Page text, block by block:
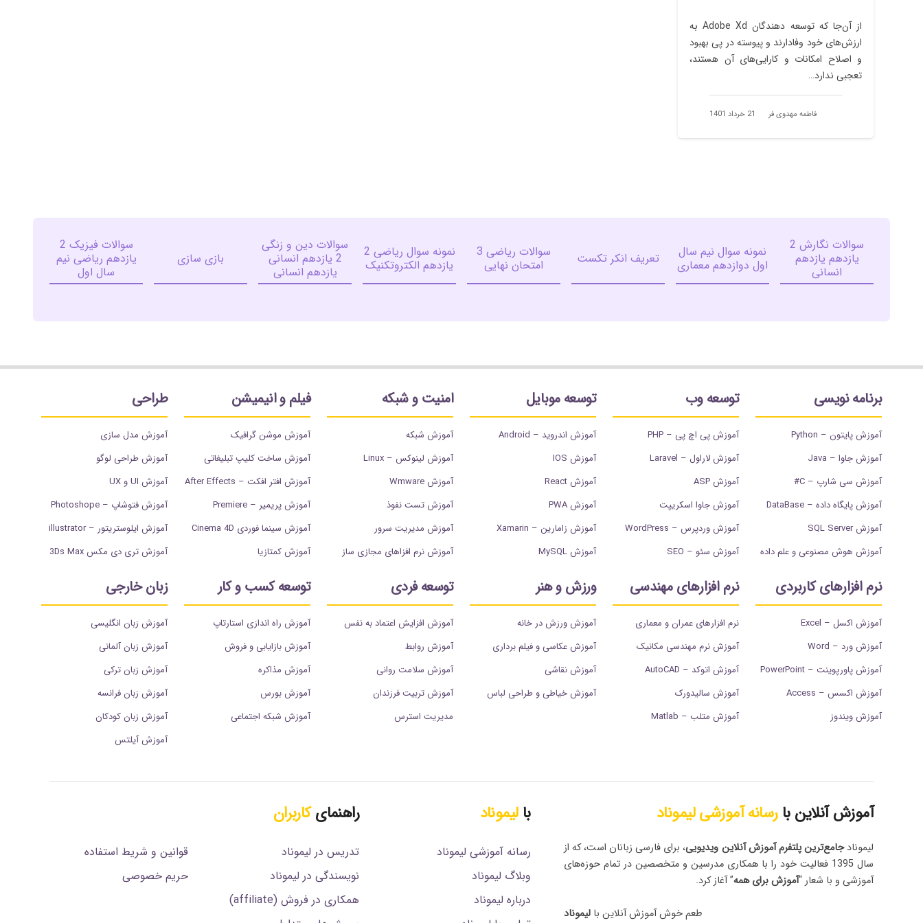
از آن‌جا که توسعه دهندگان Adobe Xd به
ارزش‌های خود وفادارند و پیوسته در پی بهبود
و اصلاح امکانات و کارایی‌های آن هستند،
تعجبی ندارد…
فاطمه مهدوی فر 21 خرداد 1401
سوالات نگارش 2
یازدهم یازدهم
انسانی
نمونه سوال نیم سال
اول دوازدهم معمارى
تعریف انکر تکست
سوالات ریاضی 3
امتحان نهایی
نمونه سوال ریاضی 2
یازدهم الکتروتکنیک
سوالات دین و زنگی
2 یازدهم انسانى
یازدهم انسانی
بازی سازی
سوالات فیزیک 2
یازدهم ریاضی نیم
سال اول
برنامه نویسی
آموزش پایتون – Python
آموزش جاوا – Java
آموزش سی شارپ – C#
آموزش پایگاه داده – DataBase
آموزش SQL Server
آموزش هوش مصنوعی و علم داده
توسعه وب
آموزش پی اچ پی – PHP
آموزش لاراول – Laravel
آموزش ASP
آموزش جاوا اسکریپت
آموزش وردپرس – WordPress
آموزش سئو – SEO
توسعه موبایل
آموزش اندروید – Android
آموزش IOS
آموزش React
آموزش PWA
آموزش زامارین – Xamarin
آموزش MySQL
امنیت و شبکه
آموزش شبکه
آموزش لینوکس – Linux
آموزش Wmware
آموزش تست نفوذ
آموزش مدیریت سرور
آموزش نرم افزاهای مجازی ساز
فیلم و انیمیشن
آموزش موشن گرافیک
آموزش ساخت کلیپ تبلیغاتی
آموزش افتر افکت – After Effects
آموزش پریمیر – Premiere
آموزش سینما فوردی Cinema 4D
آموزش کمتازیا
طراحی
آموزش مدل سازی
آموزش طراحی لوگو
آموزش UI و UX
آموزش فتوشاپ – Photoshope
آموزش ایلوستریتور – illustrator
آموزش تری دی مکس 3Ds Max
نرم افزارهای کاربردی
آموزش اکسل – Excel
آموزش ورد – Word
آموزش پاورپوینت – PowerPoint
آموزش اکسس – Access
آموزش ویندوز
نرم افزارهای مهندسی
نرم افزارهای عمران و معماری
آموزش نرم مهندسی مکانیک
آموزش اتوکد – AutoCAD
آموزش سالیدورک
آموزش متلب – Matlab
ورزش و هنر
آموزش ورزش در خانه
آموزش عکاسی و فیلم برداری
آموزش نقاشی
آموزش خیاطی و طراحی لباس
توسعه فردی
آموزش افزایش اعتماد به نفس
آموزش روابط
آموزش سلامت روانی
آموزش تربیت فرزندان
مدیریت استرس
توسعه کسب و کار
آموزش راه اندازی استارتاپ
آموزش بازایابی و فروش
آموزش مذاکره
آموزش بورس
آموزش شبکه اجتماعی
زبان خارجی
آموزش زبان انگلیسی
آموزش زبان آلمانی
آموزش زبان ترکی
آموزش زبان فرانسه
آموزش زبان کودکان
آموزش آیلتس
آموزش آنلاین بارسانه آموزشی لیموناد
لیمونادجامع‌ترین پلتفرم‌ آموزش آنلاین ویدیویی، برای فارسی زبانان است، که از
سال 1395 فعالیت خود را با همکاری مدرسین و متخصصین در تمام حوزه‌های
آموزشی و با شعار “آموزش برای همه” آغاز کرد.
طعم خوش آموزش آنلاین بالیموناد
بالیموناد
رسانه آموزشی لیموناد
وبلاگ لیموناد
درباره لیموناد
راهنمایکاربران
تدریس در لیموناد
نویسندگی در لیموناد
همکاری در فروش (affiliate)
قوانین و شریط استفاده
حریم خصوصی